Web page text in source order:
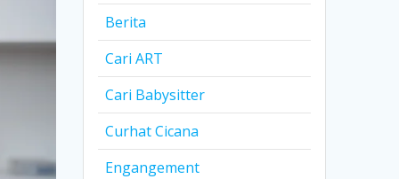
Berita
Cari ART
Cari Babysitter
Curhat Cicana
Engangement